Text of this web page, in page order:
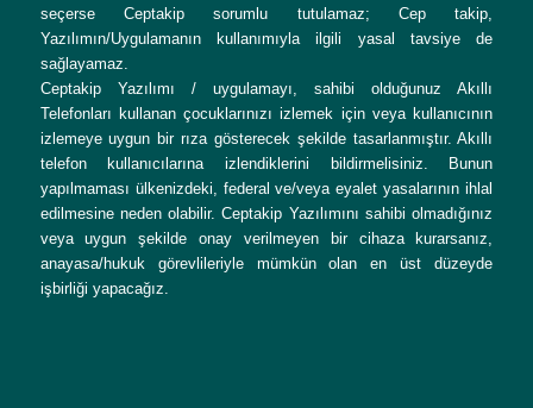
seçerse Ceptakip sorumlu tutulamaz; Cep takip,
Yazılımın/Uygulamanın kullanımıyla ilgili yasal tavsiye de
sağlayamaz.
Ceptakip Yazılımı / uygulamayı, sahibi olduğunuz Akıllı
Telefonları kullanan çocuklarınızı izlemek için veya kullanıcının
izlemeye uygun bir rıza gösterecek şekilde tasarlanmıştır. Akıllı
telefon kullanıcılarına izlendiklerini bildirmelisiniz. Bunun
yapılmaması ülkenizdeki, federal ve/veya eyalet yasalarının ihlal
edilmesine neden olabilir. Ceptakip Yazılımını sahibi olmadığınız
veya uygun şekilde onay verilmeyen bir cihaza kurarsanız,
anayasa/hukuk görevlileriyle mümkün olan en üst düzeyde
işbirliği yapacağız.